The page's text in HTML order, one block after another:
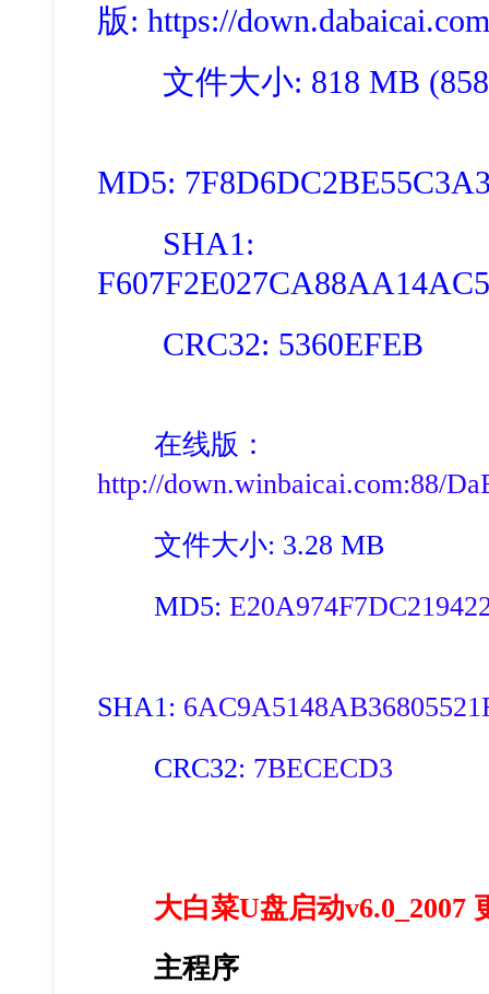
版: https://
文件大小: 818 MB
MD5:
SHA1:
CRC32: 5360EFEB
在线版：
http://down.winbaicai.com:88/
文件大小: 3.28 MB
MD5:
SHA1:
CRC32: 7BECECD3
大白菜U盘启动v6.0_2007
主程序